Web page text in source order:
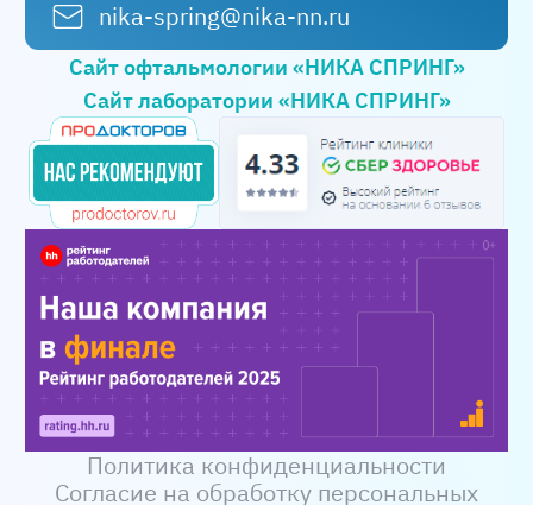
nika-spring@nika-nn.ru
Сайт офтальмологии «НИКА СПРИНГ»
Сайт лаборатории «НИКА СПРИНГ»
Политика конфиденциальности
Согласие на обработку персональных